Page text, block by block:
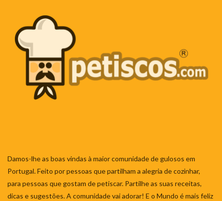
Damos-lhe as boas vindas à maior comunidade de gulosos em
Portugal. Feito por pessoas que partilham a alegria de cozinhar,
para pessoas que gostam de petiscar. Partilhe as suas receitas,
dicas e sugestões. A comunidade vai adorar! E o Mundo é mais feliz